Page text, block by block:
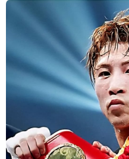
Hãy rủ bạn bè và gia đình cùng
tuyệt vời và chứng kiến QUYỀN
Số lượng chỗ có hạn, hãy nhanh